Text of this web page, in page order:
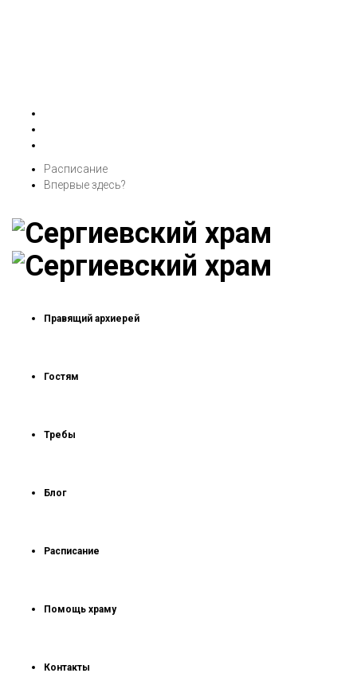
Расписание
Впервые здесь?
Правящий архиерей
Гостям
Требы
Блог
Расписание
Помощь храму
Контакты